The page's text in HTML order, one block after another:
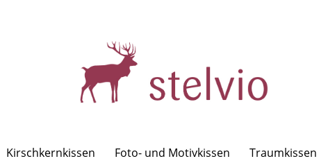
Kirschkernkissen Foto- und Motivkissen Traumkissen